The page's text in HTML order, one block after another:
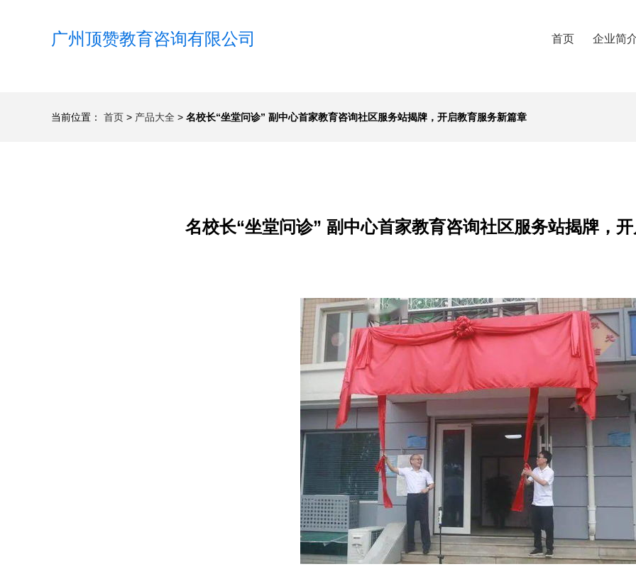
广州顶赞教育咨询有限公司 首页 企业简
当前位置： 首页 > 产品大全 > 名校长“坐堂问诊” 副中心首家教育咨询社区服务站揭牌，开启教育服务新篇章
名校长“坐堂问诊” 副中心首家教育咨询社区服务站揭牌，